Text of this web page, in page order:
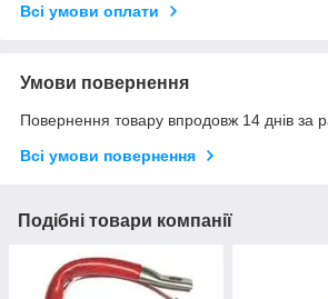
Всі умови оплати
Умови повернення
Повернення товару впродовж 14 днів за
Всі умови повернення
Подібні товари компанії